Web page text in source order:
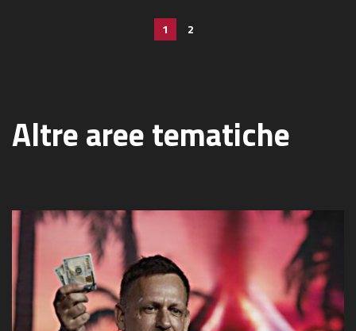
Paginazione
1 2
Altre aree tematiche